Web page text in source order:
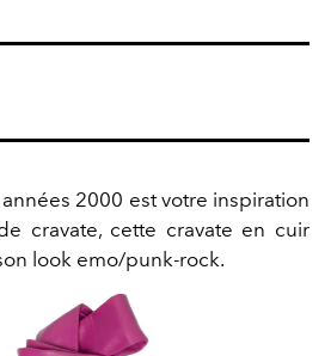
2000 est votre inspiration
cravate, cette cravate en cuir
look emo/punk-rock.